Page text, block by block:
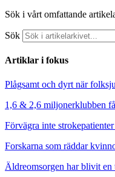
Sök i vårt omfattande
Sök
Artiklar i fokus
Plågsamt och dyrt när
1,6 & 2,6 miljonerklubben
Förvägra inte
Forskarna som räddar
Äldreomsorgen har blivit